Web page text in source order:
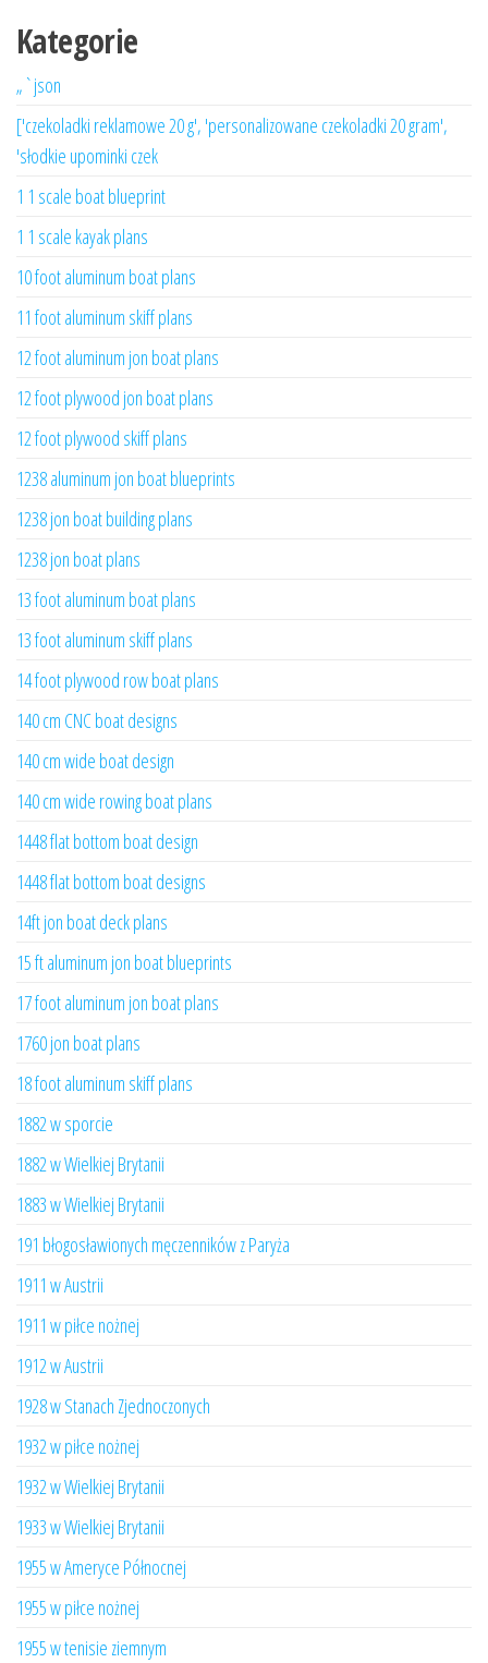
Kategorie
„`json
['czekoladki reklamowe 20 g', 'personalizowane czekoladki 20 gram',
'słodkie upominki czek
1 1 scale boat blueprint
1 1 scale kayak plans
10 foot aluminum boat plans
11 foot aluminum skiff plans
12 foot aluminum jon boat plans
12 foot plywood jon boat plans
12 foot plywood skiff plans
1238 aluminum jon boat blueprints
1238 jon boat building plans
1238 jon boat plans
13 foot aluminum boat plans
13 foot aluminum skiff plans
14 foot plywood row boat plans
140 cm CNC boat designs
140 cm wide boat design
140 cm wide rowing boat plans
1448 flat bottom boat design
1448 flat bottom boat designs
14ft jon boat deck plans
15 ft aluminum jon boat blueprints
17 foot aluminum jon boat plans
1760 jon boat plans
18 foot aluminum skiff plans
1882 w sporcie
1882 w Wielkiej Brytanii
1883 w Wielkiej Brytanii
191 błogosławionych męczenników z Paryża
1911 w Austrii
1911 w piłce nożnej
1912 w Austrii
1928 w Stanach Zjednoczonych
1932 w piłce nożnej
1932 w Wielkiej Brytanii
1933 w Wielkiej Brytanii
1955 w Ameryce Północnej
1955 w piłce nożnej
1955 w tenisie ziemnym